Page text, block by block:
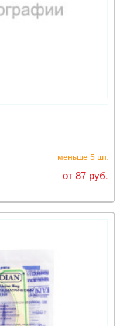
меньше 5 шт.
от 87 руб.